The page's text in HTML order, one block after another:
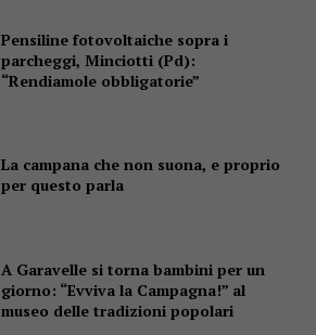
Pensiline fotovoltaiche sopra i
parcheggi, Minciotti (Pd):
“Rendiamole obbligatorie”
La campana che non suona, e proprio
per questo parla
A Garavelle si torna bambini per un
giorno: “Evviva la Campagna!” al
museo delle tradizioni popolari